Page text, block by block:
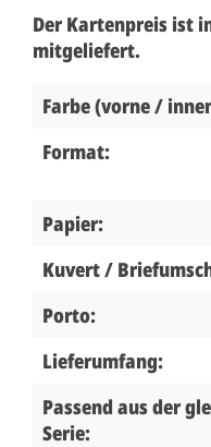
Der Kartenpreis ist
mitgeliefert.
Farbe (vorne /
Format:
Papier:
Kuvert /
Porto:
Lieferumfang:
Passend aus der
Serie: